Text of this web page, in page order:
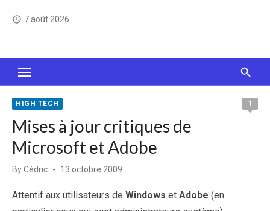
access_time 7 août 2026
Le Web, c'est comme une boîte de chocolats… On
sait jamais sur quoi on va tomber !
HIGH TECH 1
Mises à jour critiques de
Microsoft et Adobe
ByCédric
Posted
13 octobre 2009
Attentif aux utilisateurs de Windows et Adobe (en